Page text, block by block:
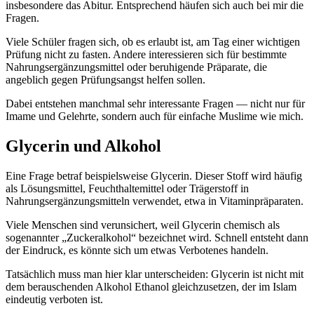
insbesondere das Abitur. Entsprechend häufen sich auch bei mir die
Fragen.
Viele Schüler fragen sich, ob es erlaubt ist, am Tag einer wichtigen
Prüfung nicht zu fasten. Andere interessieren sich für bestimmte
Nahrungsergänzungsmittel oder beruhigende Präparate, die
angeblich gegen Prüfungsangst helfen sollen.
Dabei entstehen manchmal sehr interessante Fragen — nicht nur für
Imame und Gelehrte, sondern auch für einfache Muslime wie mich.
Glycerin und Alkohol
Eine Frage betraf beispielsweise Glycerin. Dieser Stoff wird häufig
als Lösungsmittel, Feuchthaltemittel oder Trägerstoff in
Nahrungsergänzungsmitteln verwendet, etwa in Vitaminpräparaten.
Viele Menschen sind verunsichert, weil Glycerin chemisch als
sogenannter „Zuckeralkohol“ bezeichnet wird. Schnell entsteht dann
der Eindruck, es könnte sich um etwas Verbotenes handeln.
Tatsächlich muss man hier klar unterscheiden: Glycerin ist nicht mit
dem berauschenden Alkohol Ethanol gleichzusetzen, der im Islam
eindeutig verboten ist.